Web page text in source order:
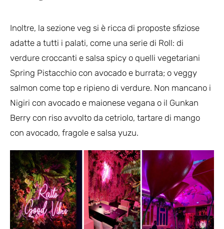
Inoltre, la sezione veg si è ricca di proposte sfiziose
adatte a tutti i palati, come una serie di Roll: di
verdure croccanti e salsa spicy o quelli vegetariani
Spring Pistacchio con avocado e burrata; o veggy
salmon come top e ripieno di verdure. Non mancano i
Nigiri con avocado e maionese vegana o il Gunkan
Berry con riso avvolto da cetriolo, tartare di mango
con avocado, fragole e salsa yuzu.